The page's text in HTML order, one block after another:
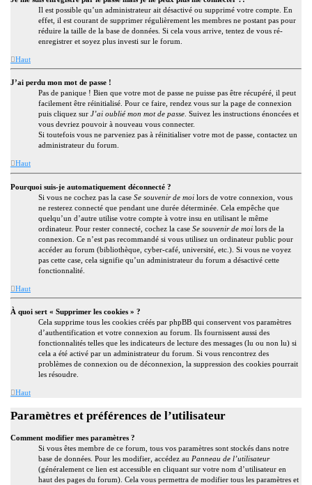
Il est possible qu’un administrateur ait désactivé ou supprimé votre compte. En
effet, il est courant de supprimer régulièrement les membres ne postant pas pour
réduire la taille de la base de données. Si cela vous arrive, tentez de vous ré-
enregistrer et soyez plus investi sur le forum.
Haut
J’ai perdu mon mot de passe !
Pas de panique ! Bien que votre mot de passe ne puisse pas être récupéré, il peut
facilement être réinitialisé. Pour ce faire, rendez vous sur la page de connexion
puis cliquez sur J’ai oublié mon mot de passe . Suivez les instructions énoncées et
vous devriez pouvoir à nouveau vous connecter.
Si toutefois vous ne parveniez pas à réinitialiser votre mot de passe, contactez un
administrateur du forum.
Haut
Pourquoi suis-je automatiquement déconnecté ?
Si vous ne cochez pas la case Se souvenir de moi lors de votre connexion, vous
ne resterez connecté que pendant une durée déterminée. Cela empêche que
quelqu’un d’autre utilise votre compte à votre insu en utilisant le même
ordinateur. Pour rester connecté, cochez la case Se souvenir de moi lors de la
connexion. Ce n’est pas recommandé si vous utilisez un ordinateur public pour
accéder au forum (bibliothèque, cyber-café, université, etc.). Si vous ne voyez
pas cette case, cela signifie qu’un administrateur du forum a désactivé cette
fonctionnalité.
Haut
À quoi sert « Supprimer les cookies » ?
Cela supprime tous les cookies créés par phpBB qui conservent vos paramètres
d’authentification et votre connexion au forum. Ils fournissent aussi des
fonctionnalités telles que les indicateurs de lecture des messages (lu ou non lu) si
cela a été activé par un administrateur du forum. Si vous rencontrez des
problèmes de connexion ou de déconnexion, la suppression des cookies pourrait
les résoudre.
Haut
Paramètres et préférences de l’utilisateur
Comment modifier mes paramètres ?
Si vous êtes membre de ce forum, tous vos paramètres sont stockés dans notre
base de données. Pour les modifier, accédez au Panneau de l’utilisateur
(généralement ce lien est accessible en cliquant sur votre nom d’utilisateur en
haut des pages du forum). Cela vous permettra de modifier tous les paramètres et